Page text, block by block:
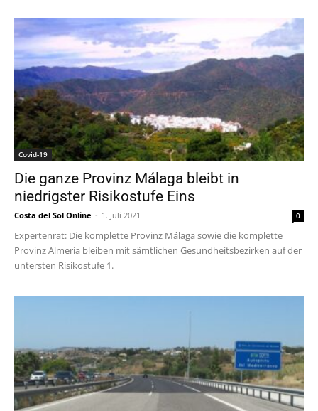
Covid-19
Die ganze Provinz Málaga bleibt in
niedrigster Risikostufe Eins
Costa del Sol Online - 1. Juli 2021 0
Expertenrat: Die komplette Provinz Málaga sowie die komplette
Provinz Almería bleiben mit sämtlichen Gesundheitsbezirken auf der
untersten Risikostufe 1.